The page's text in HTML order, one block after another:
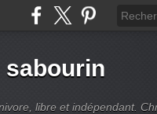
sabourin
libre et indépendant.